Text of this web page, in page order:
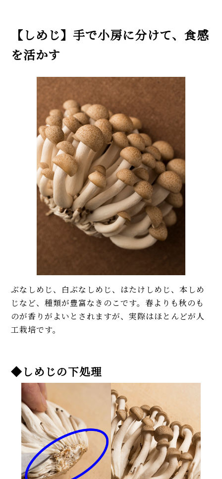
【しめじ】手で小房に分けて、食感
を活かす
ぶなしめじ、白ぶなしめじ、はたけしめじ、本しめ
じなど、種類が豊富なきのこです。春よりも秋のも
のが香りがよいとされますが、実際はほとんどが人
工栽培です。
◆しめじの下処理